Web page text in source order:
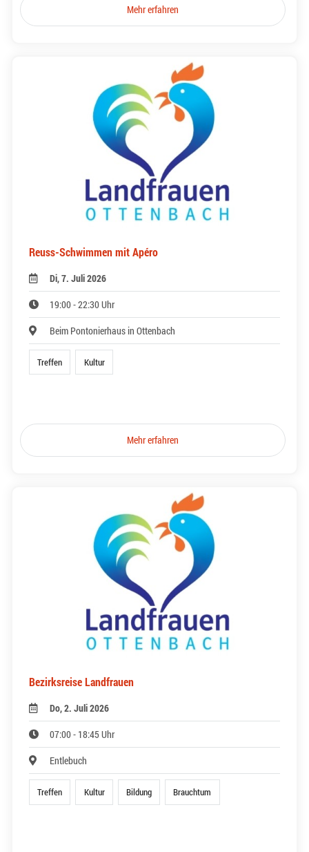
Mehr erfahren
Reuss-Schwimmen mit Apéro
Di, 7. Juli 2026
19:00 - 22:30 Uhr
Beim Pontonierhaus in Ottenbach
Treffen Kultur
Mehr erfahren
Bezirksreise Landfrauen
Do, 2. Juli 2026
07:00 - 18:45 Uhr
Entlebuch
Treffen Kultur Bildung Brauchtum